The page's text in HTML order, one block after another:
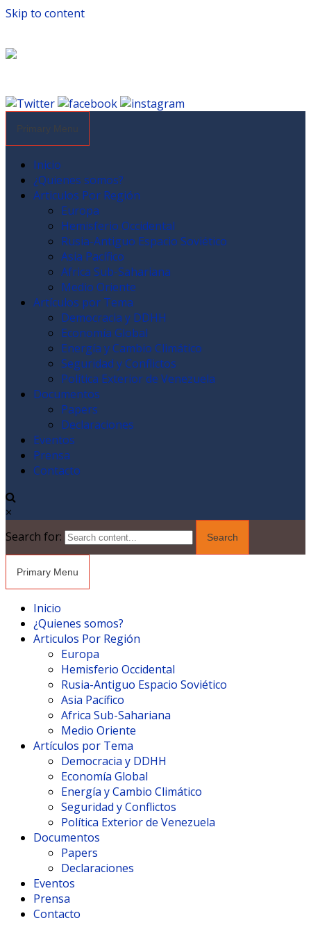
Skip to content
Primary Menu
Inicio
¿Quienes somos?
Articulos Por Región
Europa
Hemisferio Occidental
Rusia-Antiguo Espacio Soviético
Asia Pacífico
Africa Sub-Sahariana
Medio Oriente
Artículos por Tema
Democracia y DDHH
Economía Global
Energía y Cambio Climático
Seguridad y Conflictos
Política Exterior de Venezuela
Documentos
Papers
Declaraciones
Eventos
Prensa
Contacto
×
Search for:
Primary Menu
Inicio
¿Quienes somos?
Articulos Por Región
Europa
Hemisferio Occidental
Rusia-Antiguo Espacio Soviético
Asia Pacífico
Africa Sub-Sahariana
Medio Oriente
Artículos por Tema
Democracia y DDHH
Economía Global
Energía y Cambio Climático
Seguridad y Conflictos
Política Exterior de Venezuela
Documentos
Papers
Declaraciones
Eventos
Prensa
Contacto